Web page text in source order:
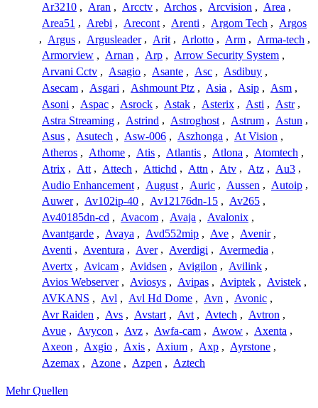
Ar3210 , Aran , Arcctv , Archos , Arcvision , Area ,
Area51 , Arebi , Arecont , Arenti , Argom Tech , Argos
, Argus , Argusleader , Arit , Arlotto , Arm , Arma-tech ,
Armorview , Arnan , Arp , Arrow Security System ,
Arvani Cctv , Asagio , Asante , Asc , Asdibuy ,
Asecam , Asgari , Ashmount Ptz , Asia , Asip , Asm ,
Asoni , Aspac , Asrock , Astak , Asterix , Asti , Astr ,
Astra Streaming , Astrind , Astroghost , Astrum , Astun ,
Asus , Asutech , Asw-006 , Aszhonga , At Vision ,
Atheros , Athome , Atis , Atlantis , Atlona , Atomtech ,
Atrix , Att , Attech , Attichd , Attn , Atv , Atz , Au3 ,
Audio Enhancement , August , Auric , Aussen , Autoip ,
Auwer , Av102ip-40 , Av12176dn-15 , Av265 ,
Av40185dn-cd , Avacom , Avaja , Avalonix ,
Avantgarde , Avaya , Avd552mip , Ave , Avenir ,
Aventi , Aventura , Aver , Averdigi , Avermedia ,
Avertx , Avicam , Avidsen , Avigilon , Avilink ,
Avios Webserver , Aviosys , Avipas , Aviptek , Avistek ,
AVKANS , Avl , Avl Hd Dome , Avn , Avonic ,
Avr Raiden , Avs , Avstart , Avt , Avtech , Avtron ,
Avue , Avycon , Avz , Awfa-cam , Awow , Axenta ,
Axeon , Axgio , Axis , Axium , Axp , Ayrstone ,
Azemax , Azone , Azpen , Aztech
Mehr Quellen